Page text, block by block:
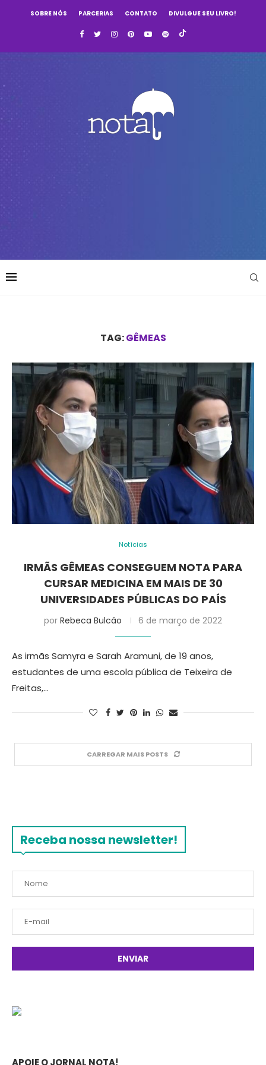
SOBRE NÓS PARCERIAS CONTATO DIVULGUE SEU LIVRO!
TAG:GÊMEAS
Notícias
IRMÃS GÊMEAS CONSEGUEM NOTA PARA
CURSAR MEDICINA EM MAIS DE 30
UNIVERSIDADES PÚBLICAS DO PAÍS
por Rebeca Bulcão 6 de março de 2022
As irmãs Samyra e Sarah Aramuni, de 19 anos,
estudantes de uma escola pública de Teixeira de
Freitas,…
CARREGAR MAIS POSTS
Receba nossa newsletter!
APOIE O JORNAL NOTA!